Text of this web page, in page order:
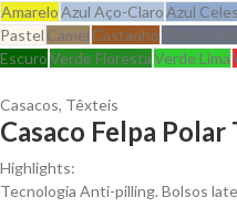
AmareloAzul Aço-ClaroAzul
Pastel Camel Castanho
EscuroVerde FlorestaVerde Lima
Casacos, Têxteis
Casaco Felpa
Highlights:
Tecnologia Anti-pilling. Bolsos